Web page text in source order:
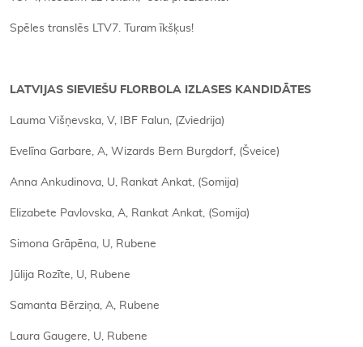
Spēles translēs LTV7. Turam īkšķus!
LATVIJAS SIEVIEŠU FLORBOLA IZLASES KANDIDĀTES
Lauma Višņevska, V, IBF Falun, (Zviedrija)
Evelīna Garbare, A, Wizards Bern Burgdorf, (Šveice)
Anna Ankudinova, U, Rankat Ankat, (Somija)
Elizabete Pavlovska, A, Rankat Ankat, (Somija)
Simona Grāpēna, U, Rubene
Jūlija Rozīte, U, Rubene
Samanta Bērziņa, A, Rubene
Laura Gaugere, U, Rubene